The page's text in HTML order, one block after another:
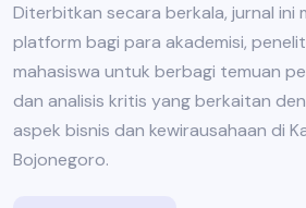
Diterbitkan secara berkala, jurnal ini
platform bagi para akademisi,
mahasiswa untuk berbagi temuan
dan analisis kritis yang berkaitan
aspek bisnis dan kewirausahaan di
Bojonegoro.